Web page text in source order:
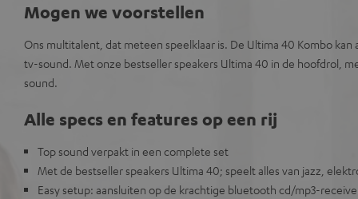
Mogen we voorstellen
Ons multitalent, dat meteen speelklaar is. De Ultima 40 Kombo kan
tv-sound. Met onze bestseller speakers Ultima 40 in de hoofdrol,
sound.
Alle specs en features op een rij
Top sound verpakt in een complete set
Met de bestseller speakers Ultima 40; speelt alles van jazz,
Easy setup: aansluiten op de krachtige bluetooth cd/mp3-